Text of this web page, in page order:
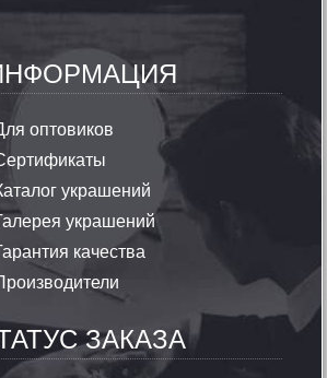
оптовиков
украшений
украшений
качества
ЗАКАЗА